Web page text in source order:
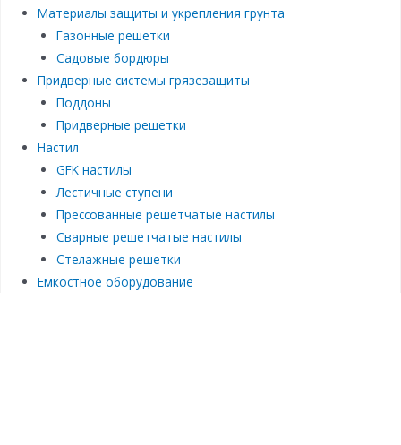
Материалы защиты и укрепления грунта
Газонные решетки
Садовые бордюры
Придверные системы грязезащиты
Поддоны
Придверные решетки
Настил
GFK настилы
Лестичные ступени
Прессованные решетчатые настилы
Сварные решетчатые настилы
Стелажные решетки
Емкостное оборудование